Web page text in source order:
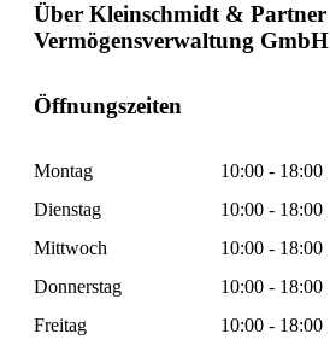
Über Kleinschmidt & Partner
Vermögensverwaltung GmbH
Öffnungszeiten
Montag
10:00 - 18:00
Dienstag
10:00 - 18:00
Mittwoch
10:00 - 18:00
Donnerstag
10:00 - 18:00
Freitag
10:00 - 18:00